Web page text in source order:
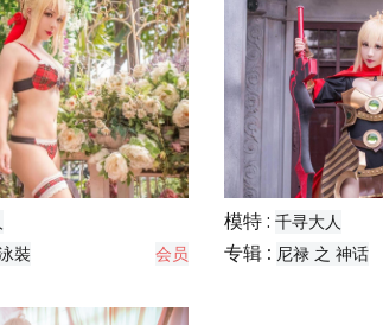
裝 会员
模特 : 千寻大人
专辑 : 尼禄 之 神话